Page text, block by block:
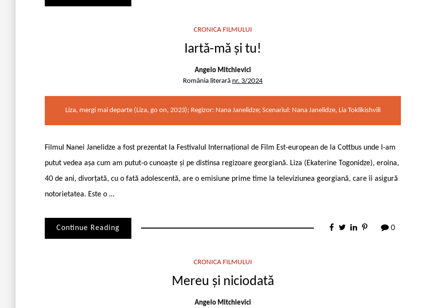
CRONICA FILMULUI
Iartă-mă și tu!
Angelo Mitchievici
România literară nr. 3/2024
Liza, mergi mai departe (Liza, go on, 2023); Regizor: Nana Janelidze; Scenariul: Nana Janelidze, Lia Toklikishvili
Filmul Nanei Janelidze a fost prezentat la Festivalul Internațional de Film Est-european de la Cottbus unde l-am
putut vedea așa cum am putut-o cunoaște și pe distinsa regizoare georgiană. Liza (Ekaterine Togonidze), eroina,
40 de ani, divorțată, cu o fată adolescentă, are o emisiune prime time la televiziunea georgiană, care îi asigură
notorietatea. Este o …
Continue Reading 0
CRONICA FILMULUI
Mereu și niciodată
Angelo Mitchievici